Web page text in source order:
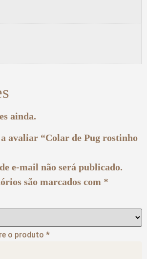
ainda.
avaliar “Colar de Pug rostinho
e-mail não será publicado.
são marcados com *
o produto *